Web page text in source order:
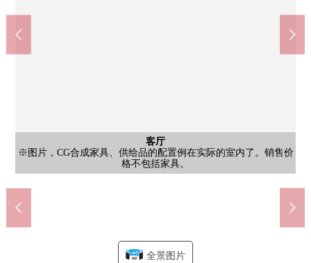
客厅
※图片，CG合成家具、供给品的配置例在实际的室内了。销售价
格不包括家具。
客厅
[约14张塌塌米客厅/]舒服的阳光从面向南西阳台的大的窗插进
去。
外观
[当地外观照片]位于钢骨钢筋混凝土构造，12层楼地上的9楼。总
户数是44户。
客厅
[约14张塌塌米客厅/]舒服的阳光从面向南西阳台的大的窗插进
去。
客厅
[约14张塌塌米客厅/]漂亮地上演空间的客厅的墙
收纳
[客厅收纳]
厨房
[约2.9张塌塌米厨房/]是食器洗乾燥機被设置的组合厨房。能缩短
要洗的东西的时间，能增加和家族渡过的时间。
洗脸
[洗脸室]存储空间被结实地设立的洗脸室。因为是大的1面镜子所
以也容易做外表检查。
公共汽车
[浴室]不在气候以及时间有关系，有浴室烘干机的，能心情舒畅地
使洗的衣物干燥。作为花粉对策，也视为好东西。
厕所
[厕所]有清洁可以使用的温水冲洗马桶座。具有吊戸棚，收藏清扫
工具、卫生纸。
室内
[约6.2张塌塌米西式房间/]有壁橱，并且能充分收藏衣服、包。有
效地可以灵活使用住空間。
室内
[约6.2张塌塌米西式房间/]
室内
[约4张塌塌米西式房间/]
室内
[约4张塌塌米西式房间/]
门口
门口
风景
风景
外观
[当地外观照片]步行1分钟的范围以内拥有超市和便利店。是也便
于突然的购物的居住环境。
外观
[当地外观照片]是位于地上12层楼9楼部分的住戸。难以在意来自
外面的视线，能舒适地舒畅。
外观
[当地外观照片]为用地里面的植树的保养细心周到用眼睛看季节的
变换，感到。
入口
[入口]Mansion名记录下来的名牌。在在家里叫朋友的时候，请作
为记号使用。
入口
[入口]Mansion入口附近在打伞，因为有屋顶所以回家了的时候，
不惊慌失措而能把伞闭起来。
入口
[入口]有防盗门系统，TV监视器的内部对讲机被搭载。是被在安
全面考虑的Mansion。
停车场
[停车场]用地里面的停车场可以使用。费用或者尚余的空位状况等
的详细是如有意向，请跟我们联系。
其他
自行车停放处
全家便利店日本大学生产工学部前商店(约80m)
步行1分钟。24小时营业。在好的距离在微小的采购有。有酒类、
香烟的处理。
THE BIG-A习志野大久保商店(约40m)
按照学校okubo(约10m)
yuu road(约10m)
习志野市立大久保小学(约690m)
第2中学(约1120m)
全景图片